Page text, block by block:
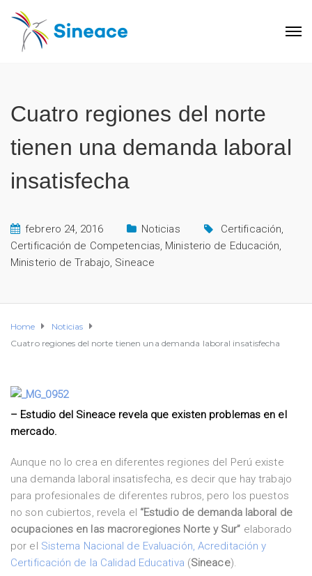
Cuatro regiones del norte
tienen una demanda laboral
insatisfecha
febrero 24, 2016 Noticias Certificación,
Certificación de Competencias, Ministerio de Educación,
Ministerio de Trabajo, Sineace
Home
Noticias
Cuatro regiones del norte tienen una demanda laboral insatisfecha
– Estudio del Sineace revela que existen problemas en el
mercado.
Aunque no lo crea en diferentes regiones del Perú existe
una demanda laboral insatisfecha, es decir que hay trabajo
para profesionales de diferentes rubros, pero los puestos
no son cubiertos, revela el “Estudio de demanda laboral de
ocupaciones en las macroregiones Norte y Sur” elaborado
por el Sistema Nacional de Evaluación, Acreditación y
Certificación de la Calidad Educativa (Sineace).